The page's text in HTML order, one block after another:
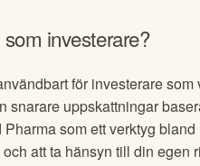
investerare?
för investerare
uppskattningar
Pharmasom ett verktyg
att ta hänsyn till din